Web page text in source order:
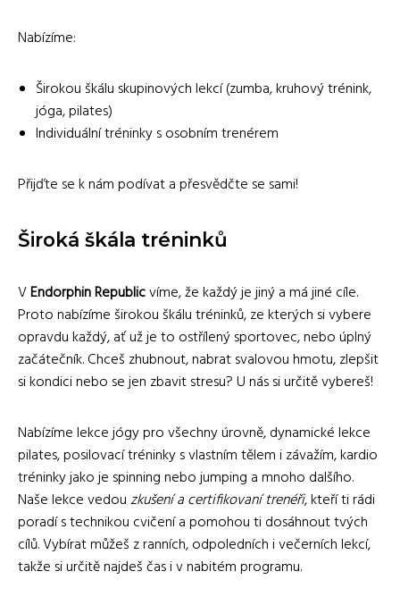
Nabízíme:
Širokou škálu skupinových lekcí (zumba, kruhový trénink,
jóga, pilates)
Individuální tréninky s osobním trenérem
Přijďte se k nám podívat a přesvědčte se sami!
Široká škála tréninků
VEndorphin Republicvíme, že každý je jiný a má jiné cíle.
Proto nabízíme širokou škálu tréninků, ze kterých si vybere
opravdu každý, ať už je to ostřílený sportovec, nebo úplný
začátečník. Chceš zhubnout, nabrat svalovou hmotu, zlepšit
si kondici nebo se jen zbavit stresu? U nás si určitě vybereš!
Nabízíme lekce jógy pro všechny úrovně, dynamické lekce
pilates, posilovací tréninky s vlastním tělem i závažím, kardio
tréninky jako je spinning nebo jumping a mnoho dalšího.
Naše lekce vedouzkušení a certifikovaní trenéři, kteří ti rádi
poradí s technikou cvičení a pomohou ti dosáhnout tvých
cílů. Vybírat můžeš z ranních, odpoledních i večerních lekcí,
takže si určitě najdeš čas i v nabitém programu.